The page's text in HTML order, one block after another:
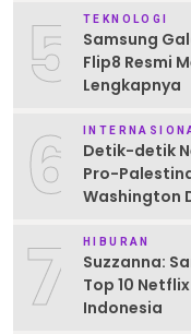
5 TEKNOLOGI
Samsung
Flip8 Resmi
Lengkapnya
6
Detik-detik
Pro-
Washington
7 HIBURAN
Suzzanna:
Top 10
Indonesia